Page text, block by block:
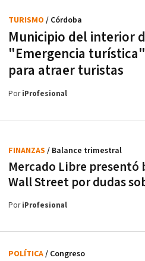
Municipio del interior
"Emergencia
para atraer turistas
TURISMO / Córdoba
PoriProfesional
Mercado Libre presentó
Wall Street por dudas
FINANZAS / Balance trimestral
PoriProfesional
POLÍTICA/ Congreso